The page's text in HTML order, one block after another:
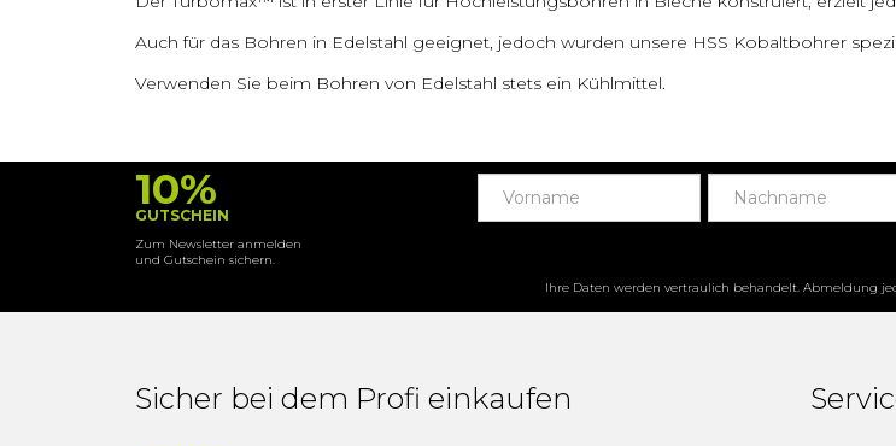
Auch für das Bohren in Edelstahl geeignet, jedoch wurden unsere HSS Kobaltbohrer
Verwenden Sie beim Bohren von Edelstahl stets ein Kühlmittel.
10%
GUTSCHEIN
Zum Newsletter anmelden
und Gutschein sichern.
Ihre Daten werden vertraulich behandelt. Abmeldung
Sicher bei dem Profi einkaufen